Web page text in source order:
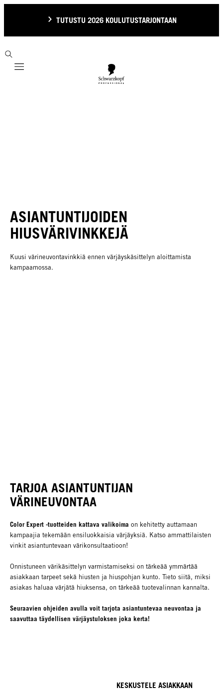
TUTUSTU 2026 KOULUTUSTARJONTAAN
Mobile navigation
ASIANTUNTIJOIDEN
HIUSVÄRIVINKKEJÄ
Kuusi värineuvontavinkkiä ennen värjäyskäsittelyn aloittamista
kampaamossa.
TARJOA ASIANTUNTIJAN
VÄRINEUVONTAA
Color Expert -tuotteiden kattava valikoima on kehitetty auttamaan
kampaajia tekemään ensiluokkaisia värjäyksiä. Katso ammattilaisten
vinkit asiantuntevaan värikonsultaatioon!
Onnistuneen värikäsittelyn varmistamiseksi on tärkeää ymmärtää
asiakkaan tarpeet sekä hiusten ja hiuspohjan kunto. Tieto siitä, miksi
asiakas haluaa värjätä hiuksensa, on tärkeää tuotevalinnan kannalta.
Seuraavien ohjeiden avulla voit tarjota asiantuntevaa neuvontaa ja
saavuttaa täydellisen värjäystuloksen joka kerta!
KESKUSTELE ASIAKKAAN